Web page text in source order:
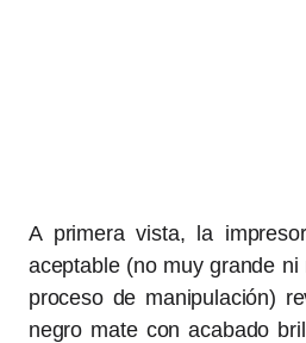
A primera vista, la
aceptable (no muy grande ni
proceso de manipulación)
negro mate con acabado